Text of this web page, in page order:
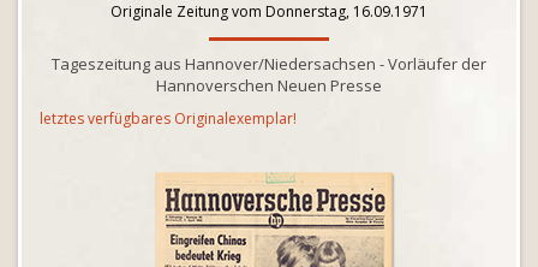
Originale Zeitung vom Donnerstag, 16.09.1971
Tageszeitung aus Hannover/Niedersachsen - Vorläufer der
Hannoverschen Neuen Presse
letztes verfügbares Originalexemplar!